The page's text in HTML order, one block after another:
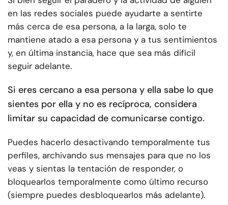
en las redes sociales puede ayudarte a sentirte
más cerca de esa persona, a la larga, solo te
mantiene atado a esa persona y a tus sentimientos
y, en última instancia, hace que sea más difícil
seguir adelante.
Si eres cercano a esa persona y ella sabe lo que
sientes por ella y no es recíproca, considera
limitar su capacidad de comunicarse contigo.
Puedes hacerlo desactivando temporalmente tus
perfiles, archivando sus mensajes para que no los
veas y sientas la tentación de responder, o
bloquearlos temporalmente como último recurso
(siempre puedes desbloquearlos más adelante).